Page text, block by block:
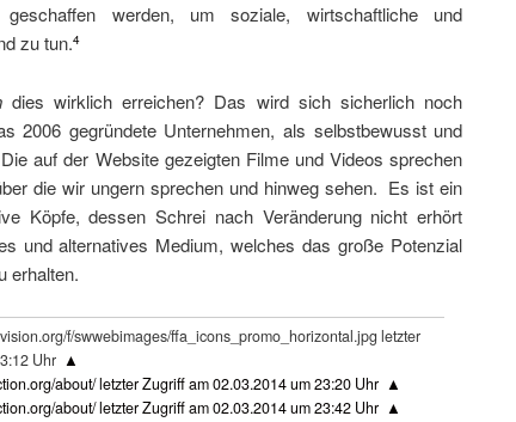
werden, um soziale, wirtschaftliche und
zu tun.4
dies wirklich erreichen? Das wird sich sicherlich noch
2006 gegründete Unternehmen, als selbstbewusst und
auf der Website gezeigten Filme und Videos sprechen
die wir ungern sprechen und hinweg sehen. Es ist ein
Köpfe, dessen Schrei nach Veränderung nicht erhört
und alternatives Medium, welches das große Potenzial
erhalten.
f/swwebimages/ffa_icons_promo_horizontal.jpg letzter
Uhr ▲
about/ letzter Zugriff am 02.03.2014 um 23:20 Uhr ▲
about/ letzter Zugriff am 02.03.2014 um 23:42 Uhr ▲